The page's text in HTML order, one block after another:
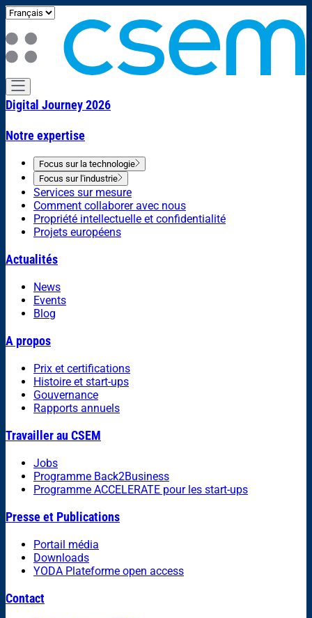
Digital Journey 2026
Notre expertise
Focus sur la technologie
Focus sur l'industrie
Services sur mesure
Comment collaborer avec nous
Propriété intellectuelle et confidentialité
Projets européens
Actualités
News
Events
Blog
A propos
Prix et certifications
Histoire et start-ups
Gouvernance
Rapports annuels
Travailler au CSEM
Jobs
Programme Back2Business
Programme ACCELERATE pour les start-ups
Presse et Publications
Portail média
Downloads
YODA Plateforme open access
Contact